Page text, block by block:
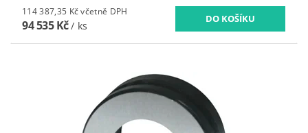
114 387,35 Kč včetně DPH
94 535 Kč/ ks